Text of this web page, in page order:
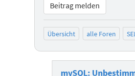
Beitrag melden
Übersicht alle Foren
mySQL: